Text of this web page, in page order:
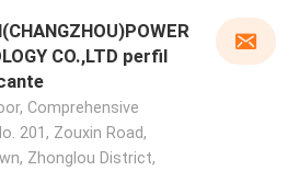
CO.,LTD perfil
Comprehensive
201, Zouxin Road,
Zhonglou District,